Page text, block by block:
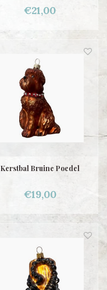
€21,00
Kerstbal Bruine Poedel
€19,00